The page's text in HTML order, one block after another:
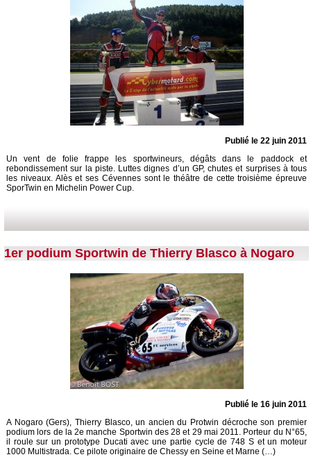
Publié le 22 juin 2011
Un vent de folie frappe les sportwineurs, dégâts dans le paddock et
rebondissement sur la piste. Luttes dignes d’un GP, chutes et surprises à tous
les niveaux. Alès et ses Cévennes sont le théâtre de cette troisième épreuve
SporTwin en Michelin Power Cup.
1er podium Sportwin de Thierry Blasco à Nogaro
Publié le 16 juin 2011
A Nogaro (Gers), Thierry Blasco, un ancien du Protwin décroche son premier
podium lors de la 2e manche Sportwin des 28 et 29 mai 2011. Porteur du N°65,
il roule sur un prototype Ducati avec une partie cycle de 748 S et un moteur
1000 Multistrada. Ce pilote originaire de Chessy en Seine et Marne (…)